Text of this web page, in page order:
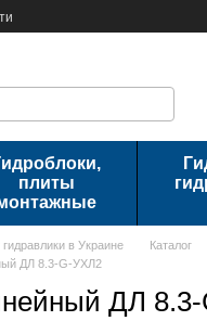
плиты
в Украине Каталог
ДЛ 8.3-G-УХЛ2
ДЛ